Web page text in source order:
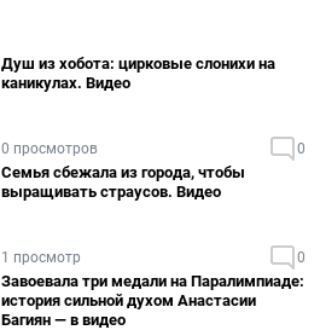
Душ из хобота: цирковые слонихи на
каникулах. Видео
0 просмотров 0
Семья сбежала из города, чтобы
выращивать страусов. Видео
1 просмотр 0
Завоевала три медали на Паралимпиаде:
история сильной духом Анастасии
Багиян — в видео